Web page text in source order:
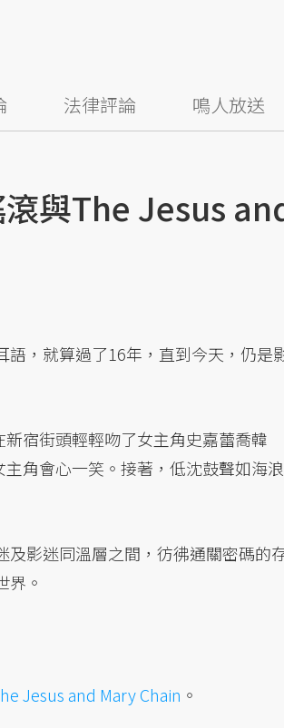
法律評論 鳴人放送
與The Jesus
語，就算過了16年，直到今天，仍是
宿街頭輕輕吻了女主角史嘉蕾喬韓
角會心一笑。接著，低沈鼓聲如海浪
影迷同溫層之間，彷彿通關密碼的
界。
Jesus and Mary Chain 。